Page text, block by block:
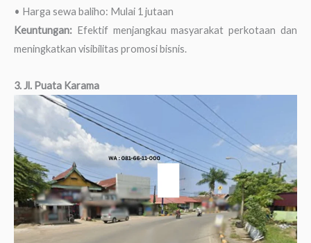
• Harga sewa baliho: Mulai 1 jutaan
Keuntungan: Efektif menjangkau masyarakat perkotaan dan
meningkatkan visibilitas promosi bisnis.
3. Jl. Puata Karama